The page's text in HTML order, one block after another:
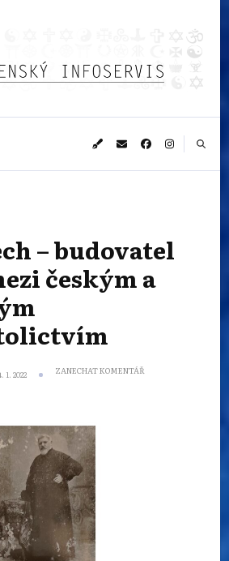
– budovatel
českým a
1. 2022 ZANECHAT KOMENTÁŘ